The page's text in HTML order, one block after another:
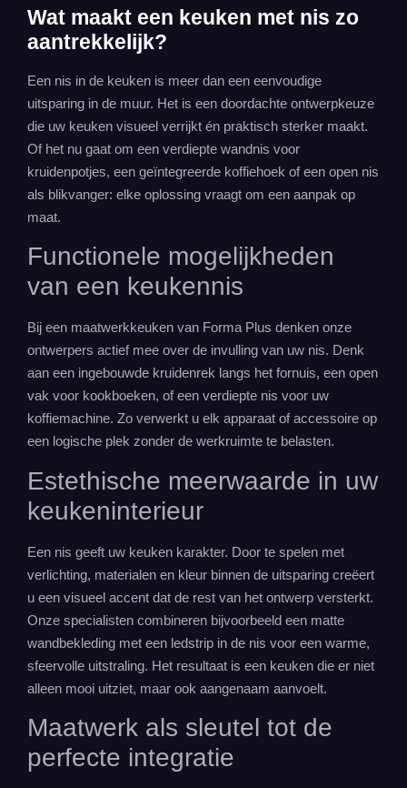
Wat maakt een keuken met nis zo
aantrekkelijk?
Een nis in de keuken is meer dan een eenvoudige
uitsparing in de muur. Het is een doordachte ontwerpkeuze
die uw keuken visueel verrijkt én praktisch sterker maakt.
Of het nu gaat om een verdiepte wandnis voor
kruidenpotjes, een geïntegreerde koffiehoek of een open nis
als blikvanger: elke oplossing vraagt om een aanpak op
maat.
Functionele mogelijkheden
van een keukennis
Bij een maatwerkkeuken van Forma Plus denken onze
ontwerpers actief mee over de invulling van uw nis. Denk
aan een ingebouwde kruidenrek langs het fornuis, een open
vak voor kookboeken, of een verdiepte nis voor uw
koffiemachine. Zo verwerkt u elk apparaat of accessoire op
een logische plek zonder de werkruimte te belasten.
Estethische meerwaarde in uw
keukeninterieur
Een nis geeft uw keuken karakter. Door te spelen met
verlichting, materialen en kleur binnen de uitsparing creëert
u een visueel accent dat de rest van het ontwerp versterkt.
Onze specialisten combineren bijvoorbeeld een matte
wandbekleding met een ledstrip in de nis voor een warme,
sfeervolle uitstraling. Het resultaat is een keuken die er niet
alleen mooi uitziet, maar ook aangenaam aanvoelt.
Maatwerk als sleutel tot de
perfecte integratie